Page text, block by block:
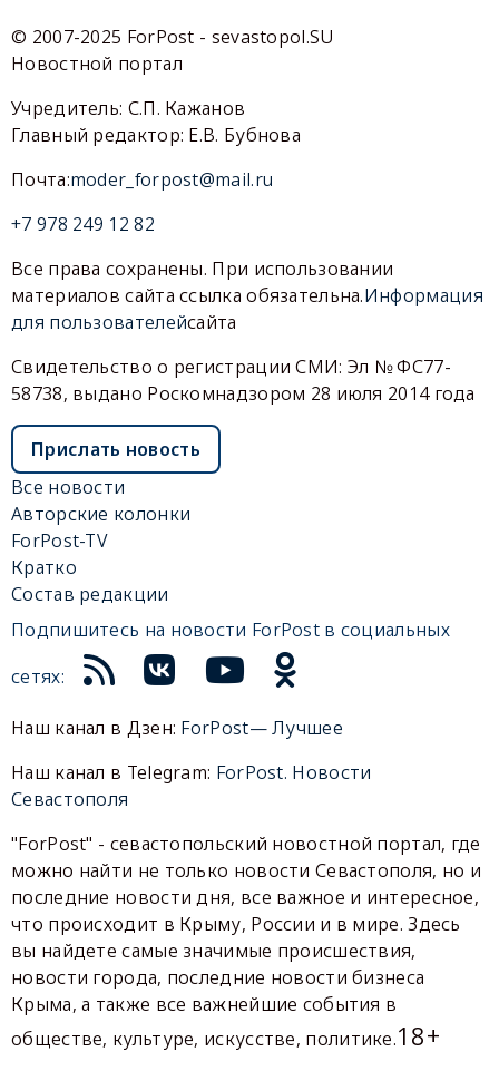
© 2007-2025 ForPost - sevastopol.SU
Новостной портал
Учредитель: С.П. Кажанов
Главный редактор: Е.В. Бубнова
Почта:moder_forpost@mail.ru
+7 978 249 12 82
Все права сохранены. При использовании
материалов сайта ссылка обязательна.Информация
для пользователейсайта
Свидетельство о регистрации СМИ: Эл № ФС77-
58738, выдано Роскомнадзором 28 июля 2014 года
Прислать новость
Все новости
Авторские колонки
ForPost-TV
Кратко
Состав редакции
Подпишитесь на новости ForPost в социальных
сетях:
Наш канал в Дзен: ForPost— Лучшее
Наш канал в Telegram: ForPost. Новости
Севастополя
"ForPost" - севастопольский новостной портал, где
можно найти не только новости Севастополя, но и
последние новости дня, все важное и интересное,
что происходит в Крыму, России и в мире. Здесь
вы найдете самые значимые происшествия,
новости города, последние новости бизнеса
Крыма, а также все важнейшие события в
обществе, культуре, искусстве, политике.18+